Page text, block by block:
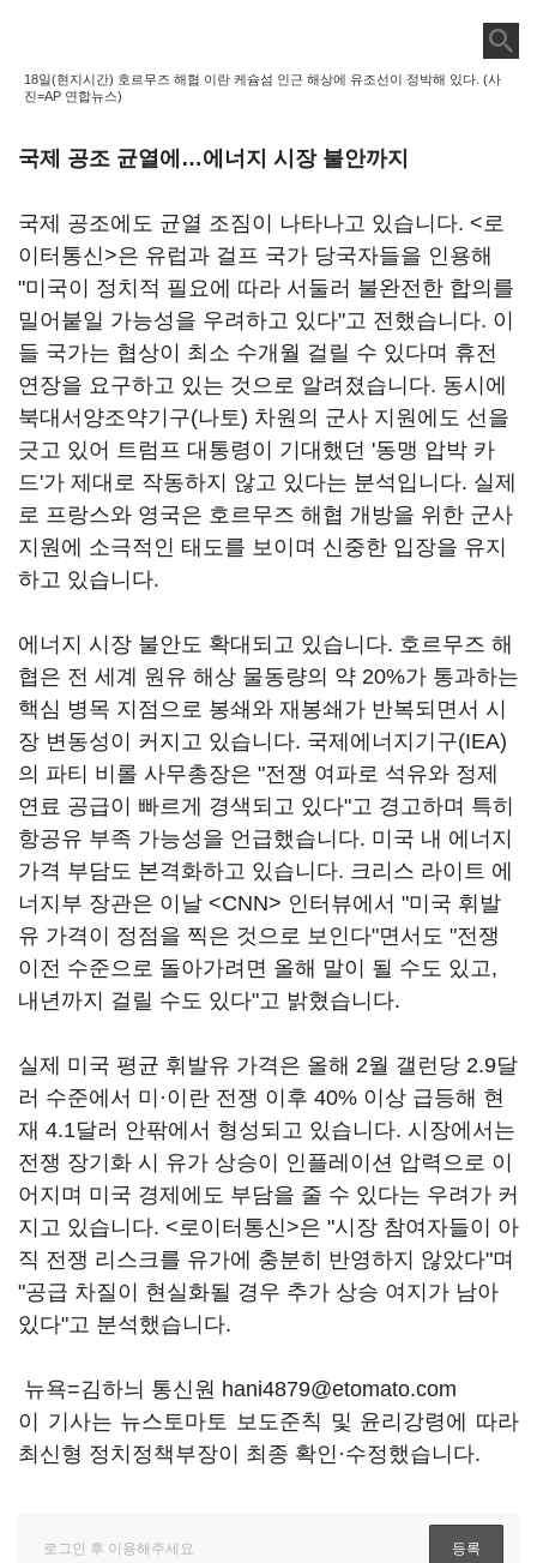
18일(현지시간) 호르무즈 해협 이란 케슘섬 인근 해상에 유조선이 정박해 있다. (사
진=AP 연합뉴스)
국제 공조 균열에 …에너지 시장 불안까지
국제 공조에도 균열 조짐이 나타나고 있습니다. <로
이터통신>은 유럽과 걸프 국가 당국자들을 인용해
"미국이 정치적 필요에 따라 서둘러 불완전한 합의를
밀어붙일 가능성을 우려하고 있다"고 전했습니다. 이
들 국가는 협상이 최소 수개월 걸릴 수 있다며 휴전
연장을 요구하고 있는 것으로 알려졌습니다. 동시에
북대서양조약기구(나토) 차원의 군사 지원에도 선을
긋고 있어 트럼프 대통령이 기대했던 '동맹 압박 카
드'가 제대로 작동하지 않고 있다는 분석입니다. 실제
로 프랑스와 영국은 호르무즈 해협 개방을 위한 군사
지원에 소극적인 태도를 보이며 신중한 입장을 유지
하고 있습니다.
에너지 시장 불안도 확대되고 있습니다. 호르무즈 해
협은 전 세계 원유 해상 물동량의 약 20%가 통과하는
핵심 병목 지점으로 봉쇄와 재봉쇄가 반복되면서 시
장 변동성이 커지고 있습니다. 국제에너지기구(IEA)
의 파티 비롤 사무총장은 "전쟁 여파로 석유와 정제
연료 공급이 빠르게 경색되고 있다"고 경고하며 특히
항공유 부족 가능성을 언급했습니다. 미국 내 에너지
가격 부담도 본격화하고 있습니다. 크리스 라이트 에
너지부 장관은 이날 <CNN> 인터뷰에서 "미국 휘발
유 가격이 정점을 찍은 것으로 보인다"면서도 "전쟁
이전 수준으로 돌아가려면 올해 말이 될 수도 있고,
내년까지 걸릴 수도 있다"고 밝혔습니다.
실제 미국 평균 휘발유 가격은 올해 2월 갤런당 2.9달
러 수준에서 미·이란 전쟁 이후 40% 이상 급등해 현
재 4.1달러 안팎에서 형성되고 있습니다. 시장에서는
전쟁 장기화 시 유가 상승이 인플레이션 압력으로 이
어지며 미국 경제에도 부담을 줄 수 있다는 우려가 커
지고 있습니다. <로이터통신>은 "시장 참여자들이 아
직 전쟁 리스크를 유가에 충분히 반영하지 않았다"며
"공급 차질이 현실화될 경우 추가 상승 여지가 남아
있다"고 분석했습니다.
뉴욕=김하늬 통신원 hani4879@etomato.com
이 기사는 뉴스토마토 보도준칙 및 윤리강령에 따라
최신형 정치정책부장이 최종 확인·수정했습니다.